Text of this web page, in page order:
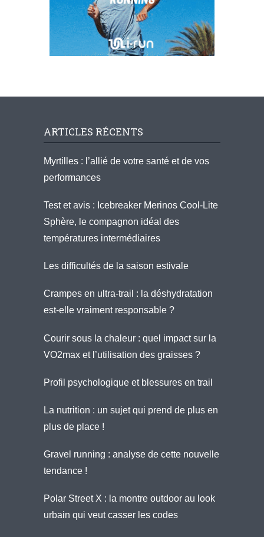
ARTICLES RÉCENTS
Myrtilles : l’allié de votre santé et de vos
performances
Test et avis : Icebreaker Merinos Cool-Lite
Sphère, le compagnon idéal des
températures intermédiaires
Les difficultés de la saison estivale
Crampes en ultra-trail : la déshydratation
est-elle vraiment responsable ?
Courir sous la chaleur : quel impact sur la
VO2max et l’utilisation des graisses ?
Profil psychologique et blessures en trail
La nutrition : un sujet qui prend de plus en
plus de place !
Gravel running : analyse de cette nouvelle
tendance !
Polar Street X : la montre outdoor au look
urbain qui veut casser les codes